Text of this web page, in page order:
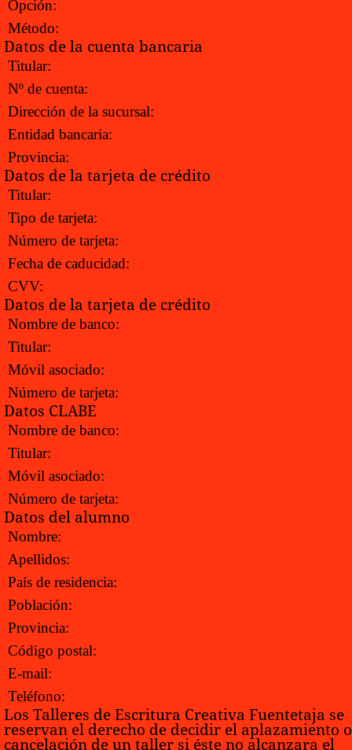
Opción:
Método:
Datos de la cuenta bancaria
Titular:
Nº de cuenta:
Dirección de la sucursal:
Entidad bancaria:
Provincia:
Datos de la tarjeta de crédito
Titular:
Tipo de tarjeta:
Número de tarjeta:
Fecha de caducidad:
CVV:
Datos de la tarjeta de crédito
Nombre de banco:
Titular:
Móvil asociado:
Número de tarjeta:
Datos CLABE
Nombre de banco:
Titular:
Móvil asociado:
Número de tarjeta:
Datos del alumno
Nombre:
Apellidos:
País de residencia:
Población:
Provincia:
Código postal:
E-mail:
Teléfono:
Los Talleres de Escritura Creativa Fuentetaja se
reservan el derecho de decidir el aplazamiento o
cancelación de un taller si éste no alcanzara el